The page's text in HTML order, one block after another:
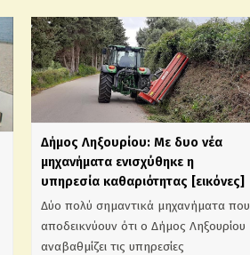
Δήμος Ληξουρίου: Με δυο νέα
μηχανήματα ενισχύθηκε η
υπηρεσία καθαριότητας [εικόνες]
Δύο πολύ σημαντικά μηχανήματα που
αποδεικνύουν ότι ο Δήμος Ληξουρίου
αναβαθμίζει τις υπηρεσίες